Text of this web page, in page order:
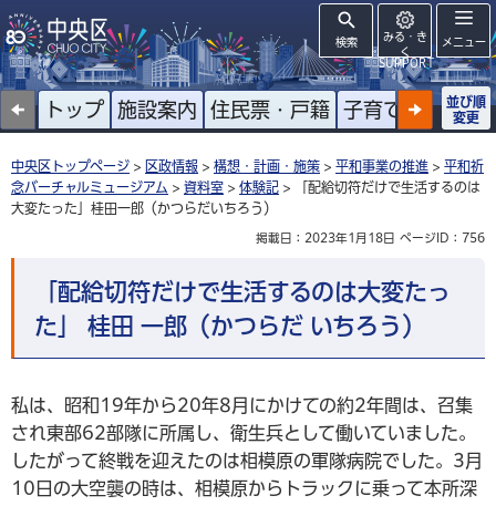
検索
みる・き
く
SUPPORT
メニュー
トップ 施設案内 住民票・戸籍 子育て 高齢者
並び順
変更
中央区トップページ > 区政情報 > 構想・計画・施策 > 平和事業の推進 > 平和祈
念バーチャルミュージアム > 資料室 > 体験記 > 「配給切符だけで生活するのは
大変たった」桂田一郎（かつらだいちろう）
掲載日：2023年1月18日 ページID：756
「配給切符だけで生活するのは大変たっ
た」 桂田 一郎（かつらだ いちろう）
私は、昭和19年から20年8月にかけての約2年間は、召集
され東部62部隊に所属し、衛生兵として働いていました。
したがって終戦を迎えたのは相模原の軍隊病院でした。3月
10日の大空襲の時は、相模原からトラックに乗って本所深